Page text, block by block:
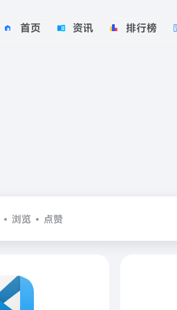
首页 资讯 排行榜
浏览 点赞